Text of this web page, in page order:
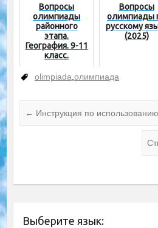
Вопросы
олимпиады
районного
этапа.
География. 9-11
класс.
Вопросы
олимпиады
русскому
(2025)
olimpiada олимпиада
← Инструкция по
Выберите язык: